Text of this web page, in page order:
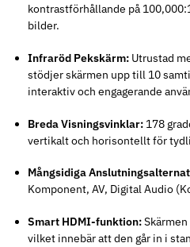
kontrastförhållande på
bilder.
Infraröd Pekskärm: Utrustad
stödjer skärmen upp till 10
interaktiv och engagerande
Breda Visningsvinklar: 178
vertikalt och horisontellt för
Mångsidiga
Komponent, AV, Digital Audio
Smart HDMI-funktion:
vilket innebär att den går in i